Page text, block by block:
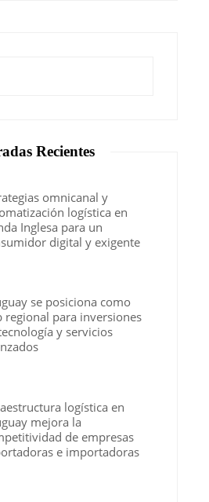
Recientes
omnicanal y
logística en
Inglesa para un
digital y exigente
se posiciona como
regional para inversiones
y servicios
logística en
mejora la
de empresas
e importadoras